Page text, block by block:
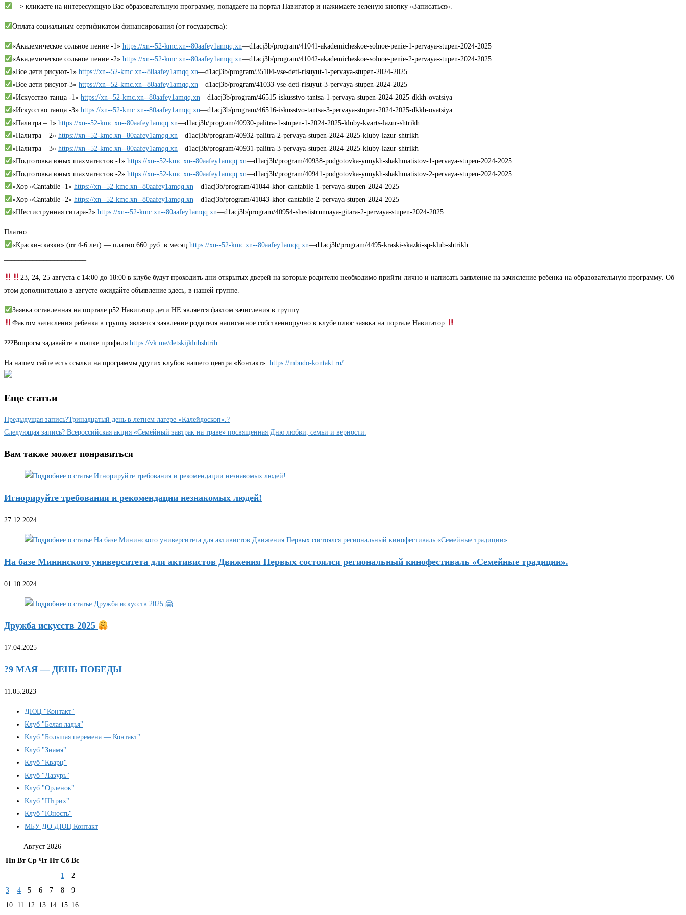
—> кликаете на интересующую Вас образовательную программу, попадаете на портал Навигатор и нажимаете зеленую кнопку «Записаться».
Оплата социальным сертификатом финансирования (от государства):
«Академическое сольное пение -1» https://xn--52-kmc.xn--80aafey1amqq.xn—d1acj3b/program/41041-akademicheskoe-solnoe-penie-1-pervaya-stupen-2024-2025
«Академическое сольное пение -2» https://xn--52-kmc.xn--80aafey1amqq.xn—d1acj3b/program/41042-akademicheskoe-solnoe-penie-2-pervaya-stupen-2024-2025
«Все дети рисуют-1» https://xn--52-kmc.xn--80aafey1amqq.xn—d1acj3b/program/35104-vse-deti-risuyut-1-pervaya-stupen-2024-2025
«Все дети рисуют-3» https://xn--52-kmc.xn--80aafey1amqq.xn—d1acj3b/program/41033-vse-deti-risuyut-3-pervaya-stupen-2024-2025
«Искусство танца -1» https://xn--52-kmc.xn--80aafey1amqq.xn—d1acj3b/program/46515-iskusstvo-tantsa-1-pervaya-stupen-2024-2025-dkkh-ovatsiya
«Искусство танца -3» https://xn--52-kmc.xn--80aafey1amqq.xn—d1acj3b/program/46516-iskusstvo-tantsa-3-pervaya-stupen-2024-2025-dkkh-ovatsiya
«Палитра – 1» https://xn--52-kmc.xn--80aafey1amqq.xn—d1acj3b/program/40930-palitra-1-stupen-1-2024-2025-kluby-kvarts-lazur-shtrikh
«Палитра – 2» https://xn--52-kmc.xn--80aafey1amqq.xn—d1acj3b/program/40932-palitra-2-pervaya-stupen-2024-2025-kluby-lazur-shtrikh
«Палитра – 3» https://xn--52-kmc.xn--80aafey1amqq.xn—d1acj3b/program/40931-palitra-3-pervaya-stupen-2024-2025-kluby-lazur-shtrikh
«Подготовка юных шахматистов -1» https://xn--52-kmc.xn--80aafey1amqq.xn—d1acj3b/program/40938-podgotovka-yunykh-shakhmatistov-1-pervaya-stupen-2024-2025
«Подготовка юных шахматистов -2» https://xn--52-kmc.xn--80aafey1amqq.xn—d1acj3b/program/40941-podgotovka-yunykh-shakhmatistov-2-pervaya-stupen-2024-2025
«Хор «Cantabile -1» https://xn--52-kmc.xn--80aafey1amqq.xn—d1acj3b/program/41044-khor-cantabile-1-pervaya-stupen-2024-2025
«Хор «Cantabile -2» https://xn--52-kmc.xn--80aafey1amqq.xn—d1acj3b/program/41043-khor-cantabile-2-pervaya-stupen-2024-2025
«Шестиструнная гитара-2» https://xn--52-kmc.xn--80aafey1amqq.xn—d1acj3b/program/40954-shestistrunnaya-gitara-2-pervaya-stupen-2024-2025
Платно:
«Краски-сказки» (от 4-6 лет) — платно 660 руб. в месяц https://xn--52-kmc.xn--80aafey1amqq.xn—d1acj3b/program/4495-kraski-skazki-sp-klub-shtrikh
23, 24, 25 августа с 14:00 до 18:00 в клубе будут проходить дни открытых дверей на которые родителю необходимо прийти лично и написать заявление на зачисление ребенка на образовательную программу. Об
этом дополнительно в августе ожидайте объявление здесь, в нашей группе.
Заявка оставленная на портале р52.Навигатор.дети НЕ является фактом зачисления в группу.
Фактом зачисления ребенка в группу является заявление родителя написанное собственноручно в клубе плюс заявка на портале Навигатор.
???Вопросы задавайте в шапке профиля:https://vk.me/detskijklubshtrih
На нашем сайте есть ссылки на программы других клубов нашего центра «Контакт»: https://mbudo-kontakt.ru/
Еще статьи
Предыдущая запись?Тринадцатый день в летнем лагере «Калейдоскоп».?
Следующая запись? Всероссийская акция «Семейный завтрак на траве» посвященная Дню любви, семьи и верности.
Вам также может понравиться
Игнорируйте требования и рекомендации незнакомых людей!
27.12.2024
На базе Мининского университета для активистов Движения Первых состоялся региональный кинофестиваль «Семейные традиции».
01.10.2024
Дружба искусств 2025
17.04.2025
?9 МАЯ — ДЕНЬ ПОБЕДЫ
11.05.2023
ДЮЦ "Контакт"
Клуб "Белая ладья"
Клуб "Большая перемена — Контакт"
Клуб "Знамя"
Клуб "Кварц"
Клуб "Лазурь"
Клуб "Орленок"
Клуб "Штрих"
Клуб "Юность"
МБУ ДО ДЮЦ Контакт
Август 2026
Пн Вт Ср Чт Пт Сб Вс
1
2
3
4 5 6 7 8
9
10
11 12 13 14 15 16